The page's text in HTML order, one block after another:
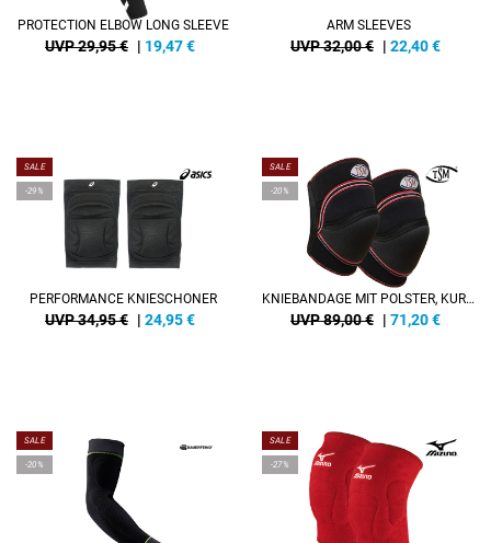
PROTECTION ELBOW LONG SLEEVE
UVP 29,95 € | 19,47€
ARM SLEEVES
UVP 32,00 € | 22,40€
SALE
-29%
PERFORMANCE KNIESCHONER
UVP 34,95 € | 24,95€
SALE
-20%
KNIEBANDAGE MIT POLSTER, KURZ, KEVLAR® (PAAR)
UVP 89,00 € | 71,20€
SALE
-20%
SALE
-27%